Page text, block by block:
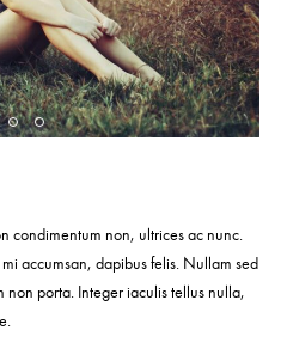
condimentum non, ultrices ac nunc.
accumsan, dapibus felis. Nullam sed
porta. Integer iaculis tellus nulla,